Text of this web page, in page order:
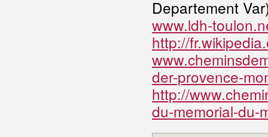
Departement
www.ldh-
http://
der-provence-
http://
du-memorial-du-